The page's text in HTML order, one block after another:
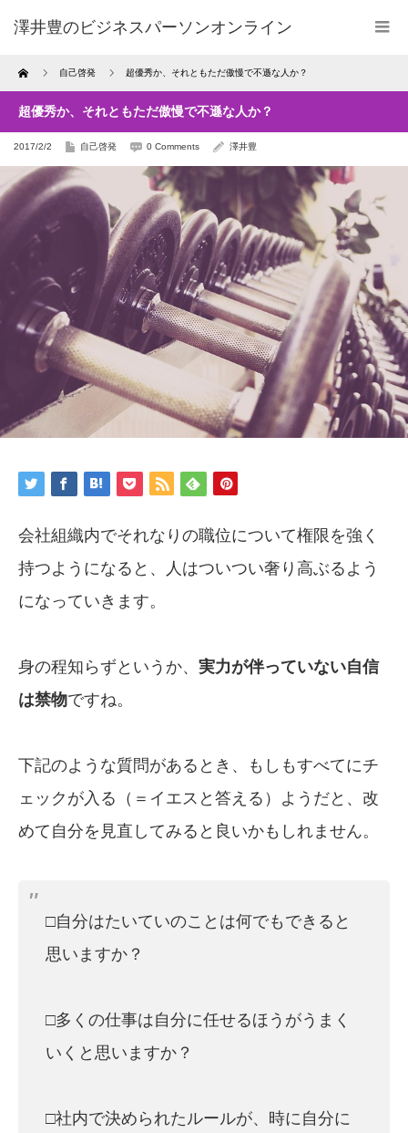
澤井豊のビジネスパーソンオンライン
Home 自己啓発 超優秀か、それともただ傲慢で不遜な人か？
超優秀か、それともただ傲慢で不遜な人か？
2017/2/2 自己啓発 0 Comments 澤井豊
会社組織内でそれなりの職位について権限を強く
持つようになると、人はついつい奢り高ぶるよう
になっていきます。
身の程知らずというか、 実力が伴っていない自信
は禁物ですね。
下記のような質問があるとき、もしもすべてにチ
ェックが入る（＝イエスと答える）ようだと、改
めて自分を見直してみると良いかもしれません。
□自分はたいていのことは何でもできると
思いますか？
□多くの仕事は自分に任せるほうがうまく
いくと思いますか？
□社内で決められたルールが、時に自分に